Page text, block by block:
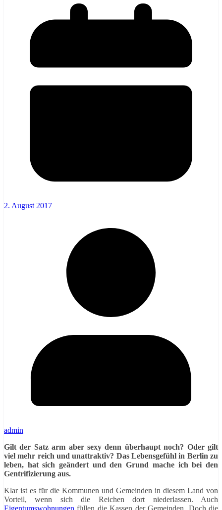
2. August 2017
admin
Gilt der Satz arm aber sexy denn überhaupt noch? Oder gilt
viel mehr reich und unattraktiv? Das Lebensgefühl in Berlin zu
leben, hat sich geändert und den Grund mache ich bei den
Gentrifizierung aus.
Klar ist es für die Kommunen und Gemeinden in diesem Land von
Vorteil, wenn sich die Reichen dort niederlassen. Auch
Eigentumswohnungen füllen die Kassen der Gemeinden. Doch die